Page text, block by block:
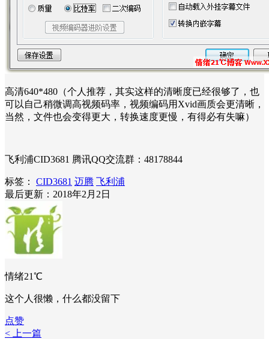
高清640*480（个人推荐，其实这样的清晰度已经很够了，也
可以自己稍微调高视频码率，视频编码用Xvid画质会更清晰，
当然，文件也会变得更大，转换速度更慢，有得必有失嘛）
飞利浦CID3681 腾讯QQ交流群：48178844
标签： CID3681 迈腾 飞利浦
最后更新：2018年2月2日
情绪21℃
这个人很懒，什么都没留下
点赞
< 上一篇